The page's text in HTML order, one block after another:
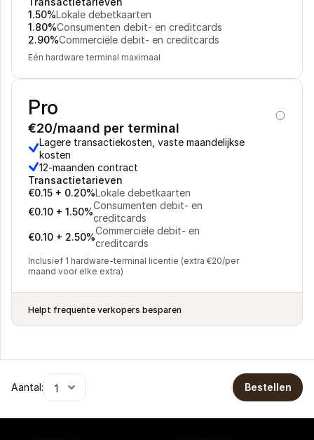
1.50%Lokale debetkaarten
1.80%Consumenten debit- en creditcards
2.90%Commerciële debit- en creditcards
Eén hardware terminal maximaal
Pro
€20/maand per terminal
Lagere transactiekosten, vaste maandelijkse
kosten
12-maanden contract
Transactietarieven
€0.15 + 0.20%Lokale debetkaarten
€0.10 + 1.50%
Consumenten debit- en
creditcards
€0.10 + 2.50%
Commerciële debit- en
creditcards
Inclusief 1 hardware-terminal licentie (extra €20/per
maand voor elke extra)
Helpt frequente verkopers besparen
Aantal: Bestellen
Voor consumenten
Waarom zie je Mollie op je bankafschrift?
Voor Mollie-klanten
Neem contact op met Customer Support
Contact met sales